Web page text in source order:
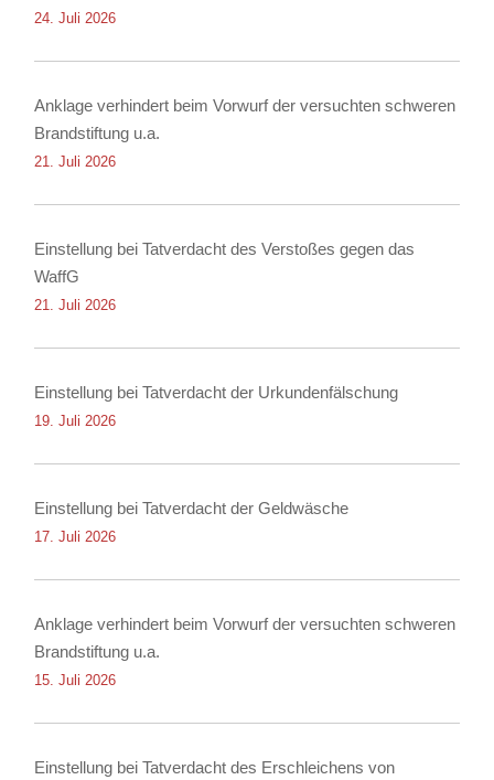
24. Juli 2026
Anklage verhindert beim Vorwurf der versuchten schweren
Brandstiftung u.a.
21. Juli 2026
Einstellung bei Tatverdacht des Verstoßes gegen das
WaffG
21. Juli 2026
Einstellung bei Tatverdacht der Urkundenfälschung
19. Juli 2026
Einstellung bei Tatverdacht der Geldwäsche
17. Juli 2026
Anklage verhindert beim Vorwurf der versuchten schweren
Brandstiftung u.a.
15. Juli 2026
Einstellung bei Tatverdacht des Erschleichens von